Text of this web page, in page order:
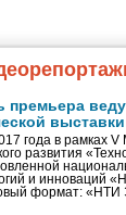
премьера
года в рамках
развития
и инноваций
формат: